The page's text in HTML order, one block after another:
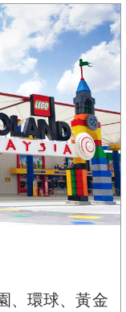
、環球、黃金